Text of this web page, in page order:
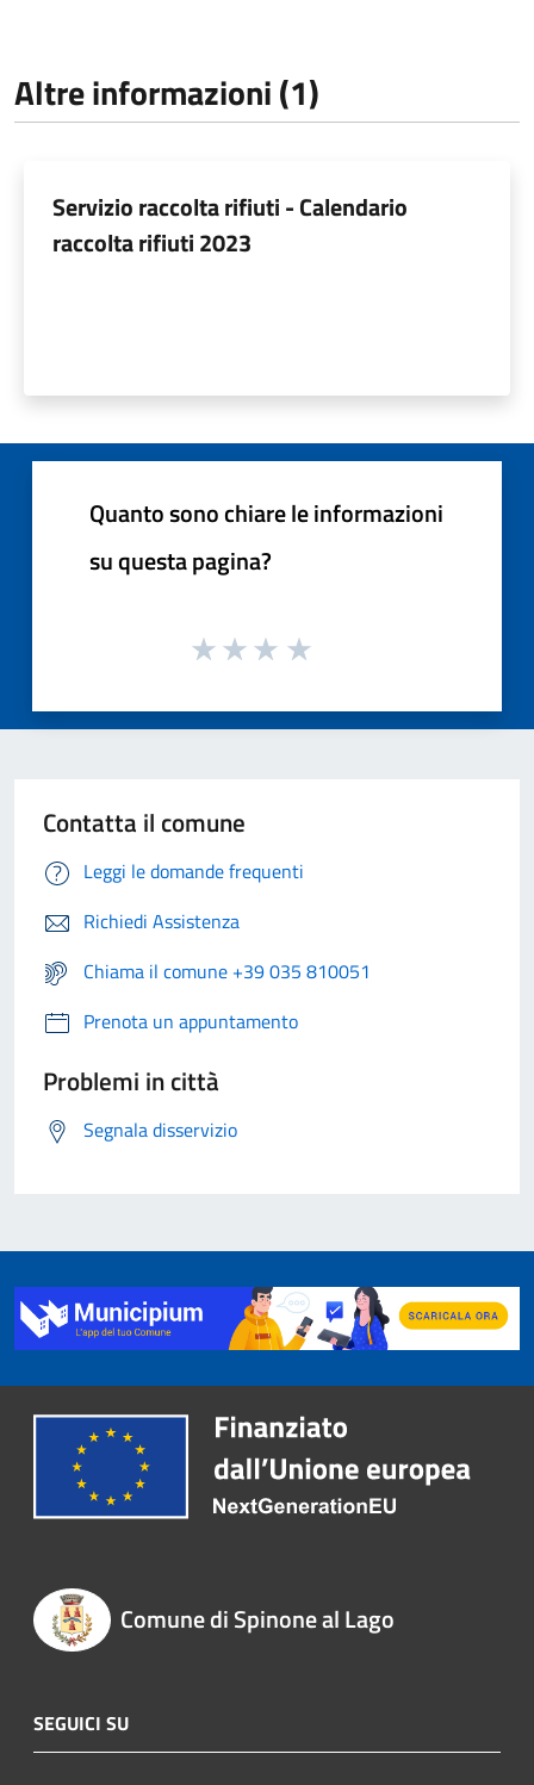
Altre informazioni (1)
Servizio raccolta rifiuti - Calendario
raccolta rifiuti 2023
Quanto sono chiare le informazioni
su questa pagina?
Contatta il comune
Leggi le domande frequenti
Richiedi Assistenza
Chiama il comune +39 035 810051
Prenota un appuntamento
Problemi in città
Segnala disservizio
Comune di Spinone al Lago
SEGUICI SU